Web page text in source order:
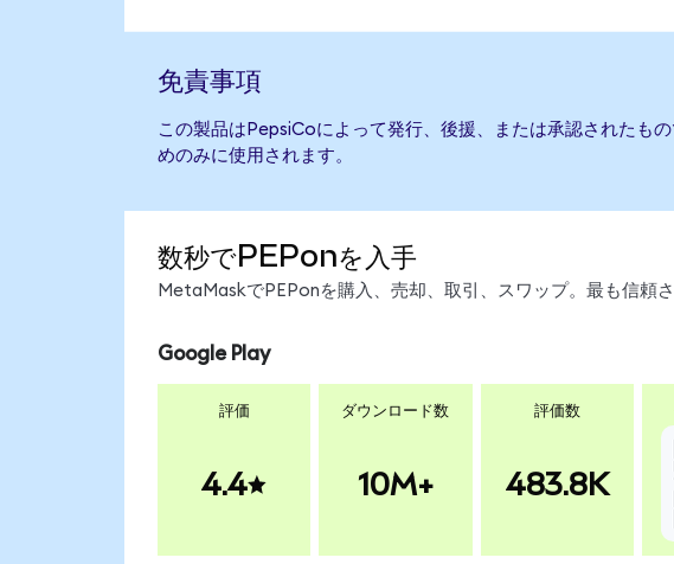
免責事項
この製品はPepsiCoによって発行、後援、または承認されたも
めのみに使用されます。
数秒でPEPonを入手
MetaMaskでPEPonを購入、売却、取引、スワップ。最も信頼
Google Play
評価
4.4
ダウンロード数
10M+
評価数
483.8K